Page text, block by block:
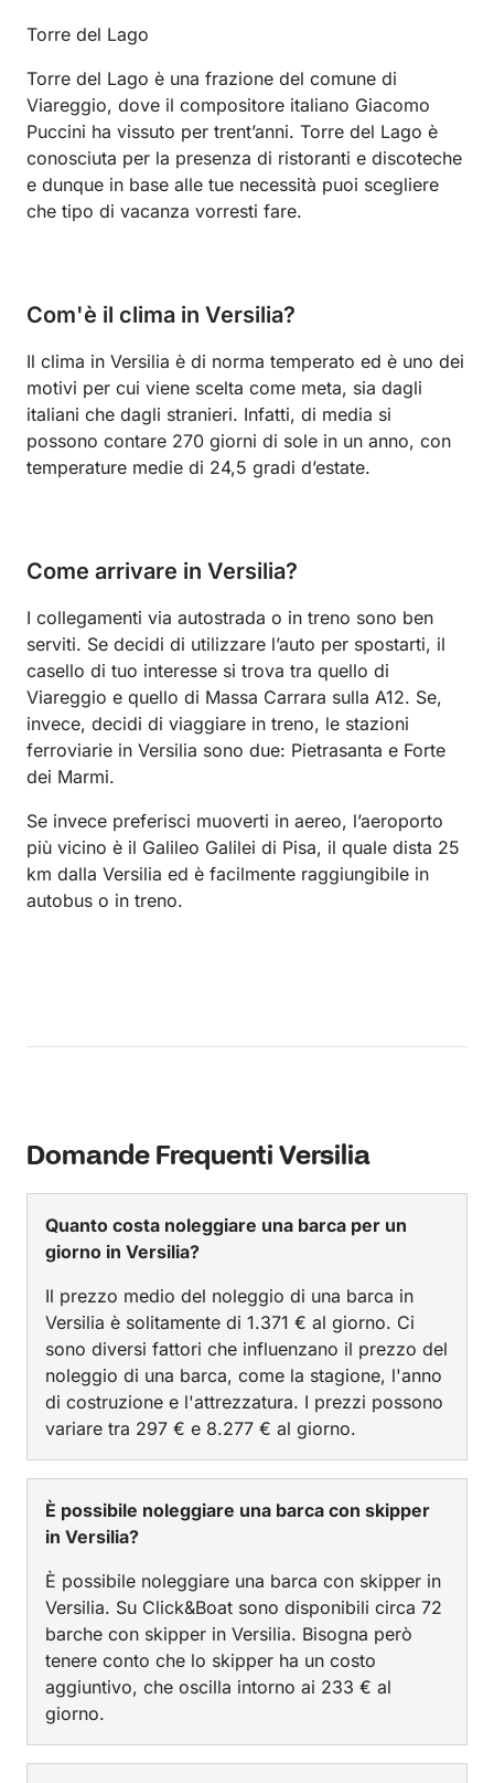
Torre del Lago
Torre del Lago è una frazione del comune di
Viareggio, dove il compositore italiano Giacomo
Puccini ha vissuto per trent’anni. Torre del Lago è
conosciuta per la presenza di ristoranti e discoteche
e dunque in base alle tue necessità puoi scegliere
che tipo di vacanza vorresti fare.
Com'è il clima in Versilia?
Il clima in Versilia è di norma temperato ed è uno dei
motivi per cui viene scelta come meta, sia dagli
italiani che dagli stranieri. Infatti, di media si
possono contare 270 giorni di sole in un anno, con
temperature medie di 24,5 gradi d’estate.
Come arrivare in Versilia?
I collegamenti via autostrada o in treno sono ben
serviti. Se decidi di utilizzare l’auto per spostarti, il
casello di tuo interesse si trova tra quello di
Viareggio e quello di Massa Carrara sulla A12. Se,
invece, decidi di viaggiare in treno, le stazioni
ferroviarie in Versilia sono due: Pietrasanta e Forte
dei Marmi.
Se invece preferisci muoverti in aereo, l’aeroporto
più vicino è il Galileo Galilei di Pisa, il quale dista 25
km dalla Versilia ed è facilmente raggiungibile in
autobus o in treno.
Domande Frequenti Versilia
Quanto costa noleggiare una barca per un
giorno in Versilia?
Il prezzo medio del noleggio di una barca in
Versilia è solitamente di 1.371 € al giorno. Ci
sono diversi fattori che influenzano il prezzo del
noleggio di una barca, come la stagione, l'anno
di costruzione e l'attrezzatura. I prezzi possono
variare tra 297 € e 8.277 € al giorno.
È possibile noleggiare una barca con skipper
in Versilia?
È possibile noleggiare una barca con skipper in
Versilia. Su Click&Boat sono disponibili circa 72
barche con skipper in Versilia. Bisogna però
tenere conto che lo skipper ha un costo
aggiuntivo, che oscilla intorno ai 233 € al
giorno.